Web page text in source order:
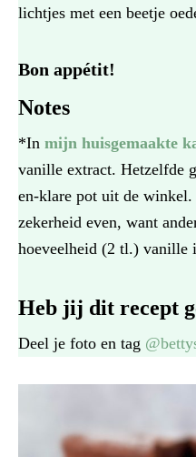
lichtjes met een beetje
Bon appétit!
Notes
*In mijn huisgemaakte
vanille extract. Hetzelfde
en-klare pot uit de
zekerheid even, want
hoeveelheid (2 tl.) vanille
Heb jij dit recept
Deel je foto en tag